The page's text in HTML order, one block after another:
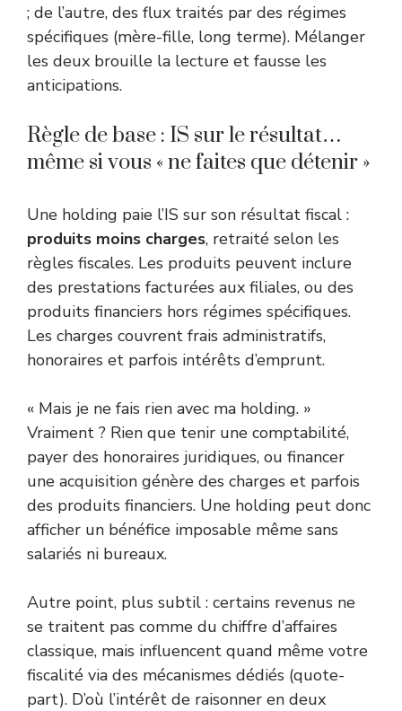
; de l’autre, des flux traités par des régimes
spécifiques (mère-fille, long terme). Mélanger
les deux brouille la lecture et fausse les
anticipations.
Règle de base : IS sur le résultat…
même si vous « ne faites que détenir »
Une holding paie l’IS sur son résultat fiscal :
produits moins charges, retraité selon les
règles fiscales. Les produits peuvent inclure
des prestations facturées aux filiales, ou des
produits financiers hors régimes spécifiques.
Les charges couvrent frais administratifs,
honoraires et parfois intérêts d’emprunt.
« Mais je ne fais rien avec ma holding. »
Vraiment ? Rien que tenir une comptabilité,
payer des honoraires juridiques, ou financer
une acquisition génère des charges et parfois
des produits financiers. Une holding peut donc
afficher un bénéfice imposable même sans
salariés ni bureaux.
Autre point, plus subtil : certains revenus ne
se traitent pas comme du chiffre d’affaires
classique, mais influencent quand même votre
fiscalité via des mécanismes dédiés (quote-
part). D’où l’intérêt de raisonner en deux